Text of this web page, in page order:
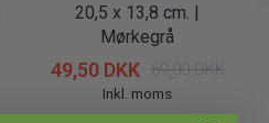
20,5 x 13,8 cm. |
Mørkegrå
49,50 DKK 69,00 DKK
Inkl. moms